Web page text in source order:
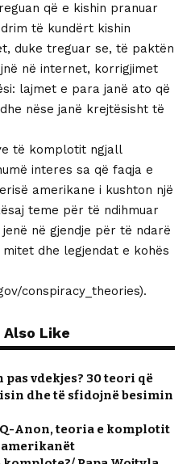
që e kishin pranuar
të kundërt kishin
duke treguar se, të paktën
në internet, korrigjimet
lajmet e para janë ato që
nëse janë krejtësisht të
të komplotit ngjall
interes sa që faqja e
amerikane i kushton një
teme për të ndihmuar
në gjendje për të ndarë
dhe legjendat e kohës
conspiracy_theories).
Also Like
pas vdekjes? 30 teori që
dhe të sfidojnë besimin
Q-Anon, teoria e komplotit
amerikanët